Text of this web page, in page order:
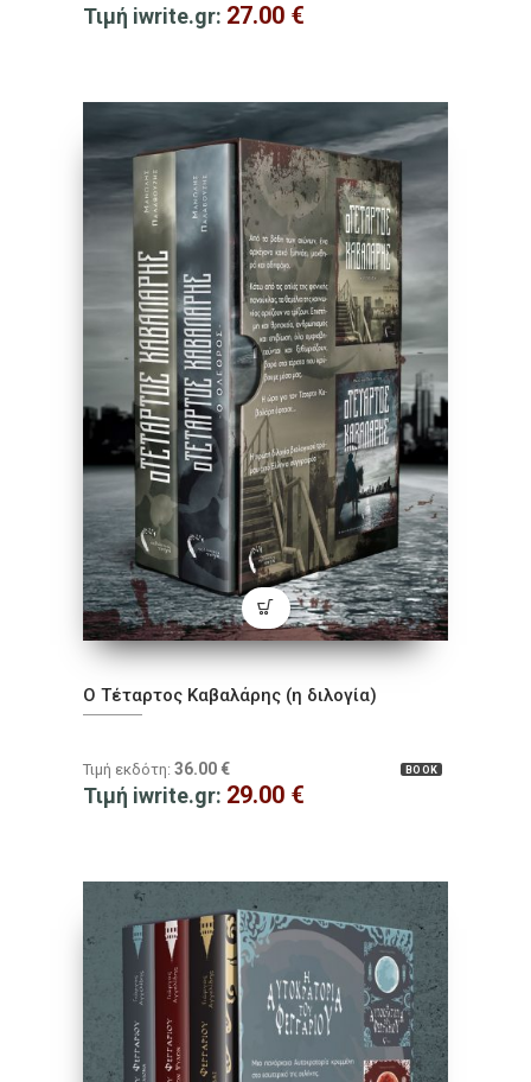
Τιμή iwrite.gr: 27.00 €
Ο Τέταρτος Καβαλάρης (η διλογία)
BOOK
Τιμή εκδότη: 36.00 €
Τιμή iwrite.gr: 29.00 €